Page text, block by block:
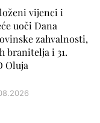
vijenci i
uoči Dana
zahvalnosti,
branitelja i 31.
Oluja